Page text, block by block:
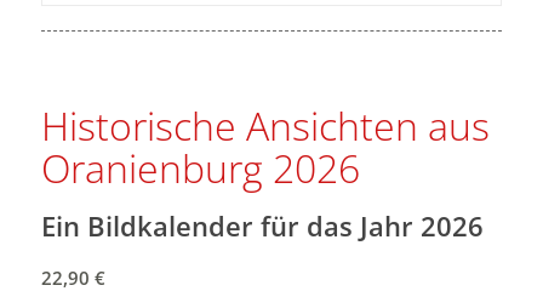
Historische Ansichten aus
Oranienburg 2026
Ein Bildkalender für das Jahr 2026
22,90 €